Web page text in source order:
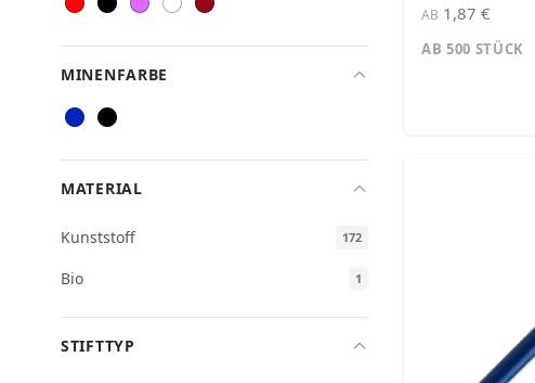
MINENFARBE
MATERIAL
Kunststoff 172
Bio 1
STIFTTYP
AB 1,87 €
AB 500 STÜCK